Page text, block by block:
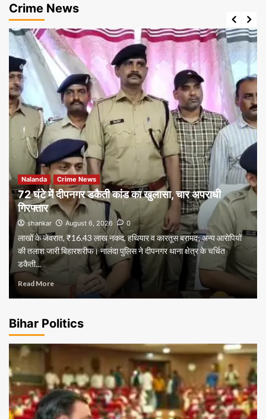
Crime News
Nalanda Crime News
72 घंटे में दीपनगर डकैती कांड का खुलासा, चार अपराधी
गिरफ्तार
shankar August 6, 2026 0
लाखों के जेवरात, ₹16.43 लाख नकद, हथियार व कारतूस बरामद; अन्य आरोपियों
की तलाश जारी बिहारशरीफ। नालंदा पुलिस ने दीपनगर थाना क्षेत्र के चर्चित
डकैती...
Read More
Bihar Politics